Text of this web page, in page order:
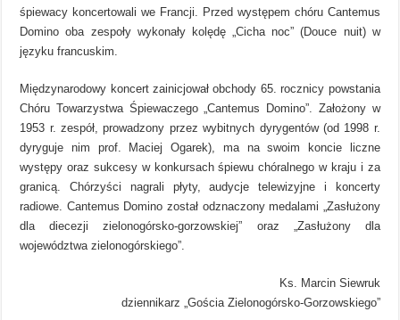
śpiewacy koncertowali we Francji. Przed występem chóru Cantemus
Domino oba zespoły wykonały kolędę „Cicha noc” (Douce nuit) w
języku francuskim.
Międzynarodowy koncert zainicjował obchody 65. rocznicy powstania
Chóru Towarzystwa Śpiewaczego „Cantemus Domino”. Założony w
1953 r. zespół, prowadzony przez wybitnych dyrygentów (od 1998 r.
dyryguje nim prof. Maciej Ogarek), ma na swoim koncie liczne
występy oraz sukcesy w konkursach śpiewu chóralnego w kraju i za
granicą. Chórzyści nagrali płyty, audycje telewizyjne i koncerty
radiowe. Cantemus Domino został odznaczony medalami „Zasłużony
dla diecezji zielonogórsko-gorzowskiej” oraz „Zasłużony dla
województwa zielonogórskiego”.
Ks. Marcin Siewruk
dziennikarz „Gościa Zielonogórsko-Gorzowskiego”